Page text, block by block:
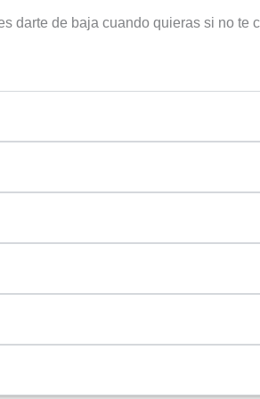
darte de baja cuando quieras si no te